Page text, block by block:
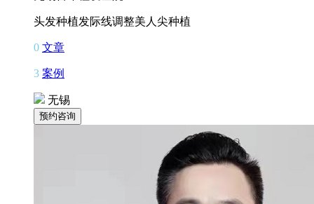
头发种植发际线调整美人尖种植
0 文章
3 案例
无锡